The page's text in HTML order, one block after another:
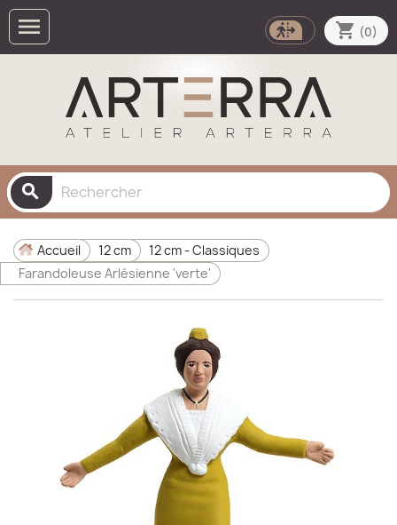
 shopping_cart (0)
search
Accueil 12 cm
12 cm - Classiques
Farandoleuse Arlésienne 'verte'